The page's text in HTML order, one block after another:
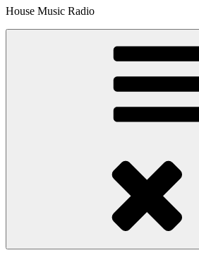
House Music Radio